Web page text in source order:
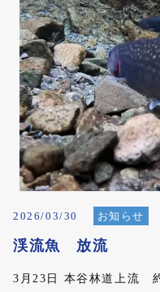
2026/03/30 お知らせ
渓流魚 放流
3月23日 本谷林道上流